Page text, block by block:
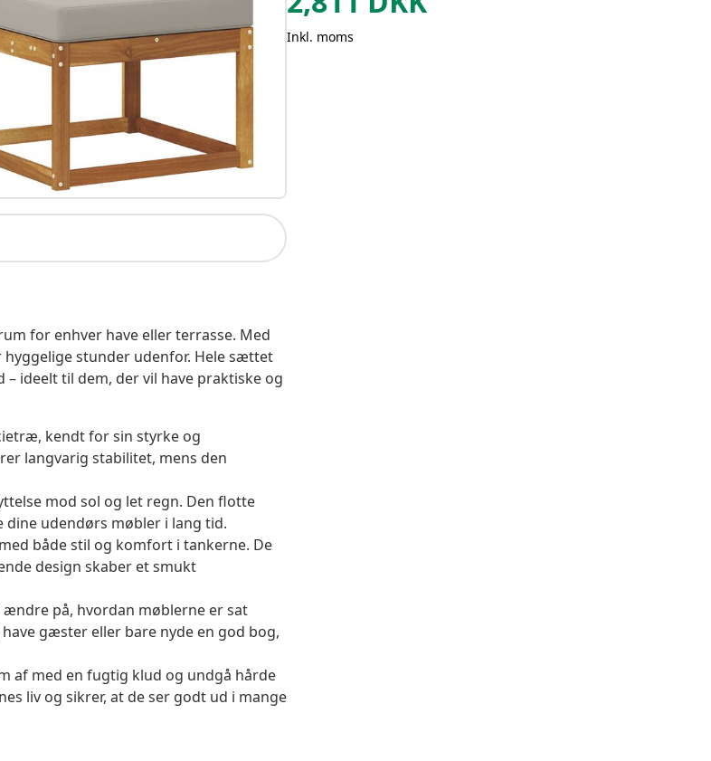
for enhver have eller terrasse. Med
stunder udenfor. Hele sættet
ideelt til dem, der vil have praktiske og
kendt for sin styrke og
langvarig stabilitet, mens den
mod sol og let regn. Den flotte
udendørs møbler i lang tid.
både stil og komfort i tankerne. De
design skaber et smukt
på, hvordan møblerne er sat
gæster eller bare nyde en god bog,
af med en fugtig klud og undgå hårde
liv og sikrer, at de ser godt ud i mange
Inkl. moms